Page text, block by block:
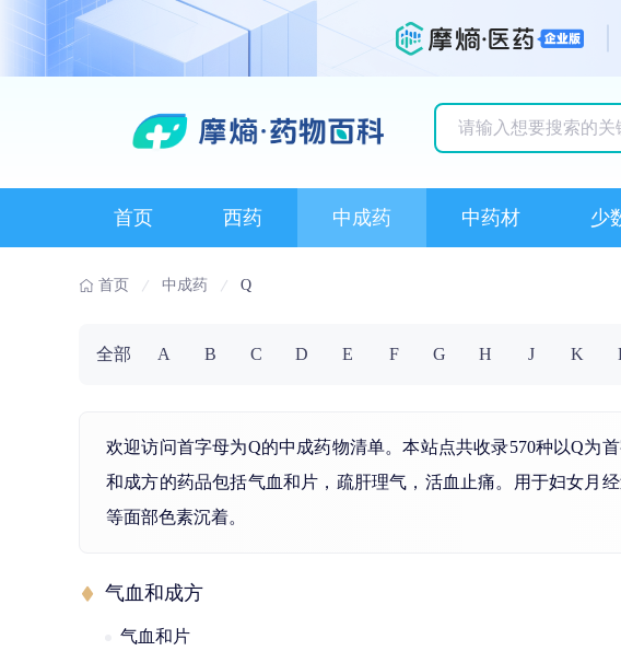
首页 西药 中成药 中药材 少
首页 中成药 Q
全部 A B C D E F G H J K
欢迎访问首字母为Q的中成药物清单。本站点共收录570种以Q为
和成方的药品包括气血和片，疏肝理气，活血止痛。用于妇女月
等面部色素沉着。
气血和成方
气血和片